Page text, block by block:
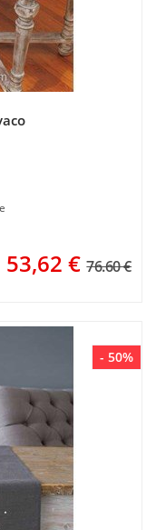
53,62 € 76.60 €
- 50%